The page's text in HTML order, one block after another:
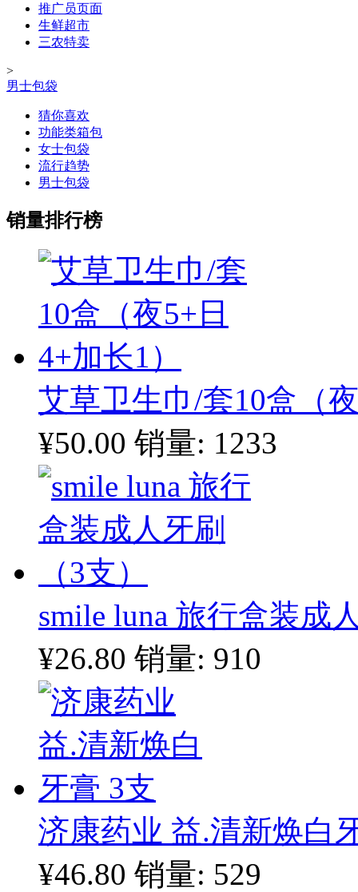
推广员页面
生鲜超市
三农特卖
>
男士包袋
猜你喜欢
功能类箱包
女士包袋
流行趋势
男士包袋
销量排行榜
艾草卫生巾/套10盒（
¥50.00 销量: 1233
smile luna 旅行盒装成
¥26.80 销量: 910
济康药业 益.清新焕白
¥46.80 销量: 529